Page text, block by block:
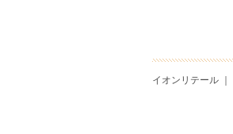
イオンリテール ｜